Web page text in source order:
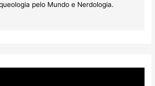
pelo Mundo e Nerdologia.